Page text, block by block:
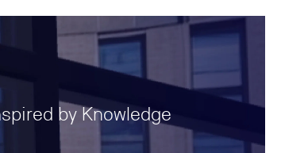
by Knowledge